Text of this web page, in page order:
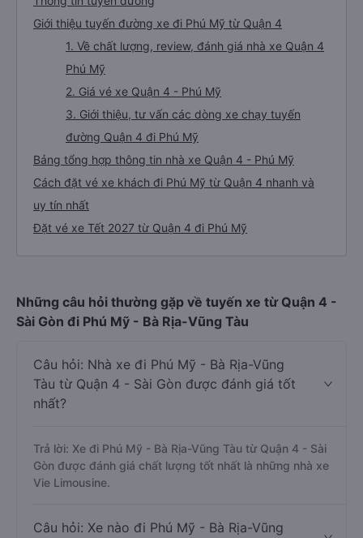
Giới thiệu tuyến đường xe đi Phú Mỹ từ Quận 4
1. Về chất lượng, review, đánh giá nhà xe Quận 4
Phú Mỹ
2. Giá vé xe Quận 4 - Phú Mỹ
3. Giới thiệu, tư vấn các dòng xe chạy tuyến
đường Quận 4 đi Phú Mỹ
Bảng tổng hợp thông tin nhà xe Quận 4 - Phú Mỹ
Cách đặt vé xe khách đi Phú Mỹ từ Quận 4 nhanh và
uy tín nhất
Đặt vé xe Tết 2027 từ Quận 4 đi Phú Mỹ
Những câu hỏi thường gặp về tuyến xe từ Quận 4 -
Sài Gòn đi Phú Mỹ - Bà Rịa-Vũng Tàu
Câu hỏi: Nhà xe đi Phú Mỹ - Bà Rịa-Vũng
Tàu từ Quận 4 - Sài Gòn được đánh giá tốt
nhất?
Trả lời: Xe đi Phú Mỹ - Bà Rịa-Vũng Tàu từ Quận 4 - Sài
Gòn được đánh giá chất lượng tốt nhất là những nhà xe
Vie Limousine.
Câu hỏi: Xe nào đi Phú Mỹ - Bà Rịa-Vũng